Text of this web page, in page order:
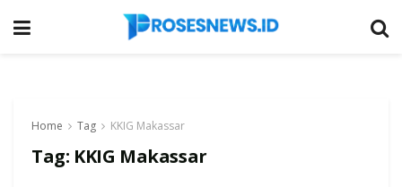
Home Tag KKIG Makassar
Tag: KKIG Makassar